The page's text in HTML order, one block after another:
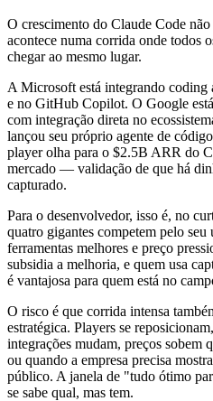
O crescimento do Claude Code
acontece numa corrida onde todos
chegar ao mesmo lugar.
A Microsoft está integrando
e no GitHub Copilot. O Google
com integração direta no
lançou seu próprio agente de
player olha para o $2.5B ARR do
mercado — validação de que há
capturado.
Para o desenvolvedor, isso é, no
quatro gigantes competem pelo seu
ferramentas melhores e preço
subsidia a melhoria, e quem usa
é vantajosa para quem está no
O risco é que corrida intensa
estratégica. Players se
integrações mudam, preços sobem
ou quando a empresa precisa
público. A janela de "tudo ótimo
se sabe qual, mas tem.